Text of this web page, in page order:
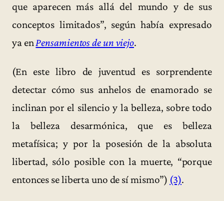
que aparecen más allá del mundo y de sus
conceptos limitados”, según había expresado
ya enPensamientos de un viejo.
(En este libro de juventud es sorprendente
detectar cómo sus anhelos de enamorado se
inclinan por el silencio y la belleza, sobre todo
la belleza desarmónica, que es belleza
metafísica; y por la posesión de la absoluta
libertad, sólo posible con la muerte, “porque
entonces se liberta uno de sí mismo”) (3).